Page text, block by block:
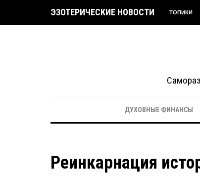
ЭЗОТЕРИЧЕСКИЕ НОВОСТИ ТОПИКИ
ДУХОВНЫЕ ФИНАНСЫ
Реинкарнация